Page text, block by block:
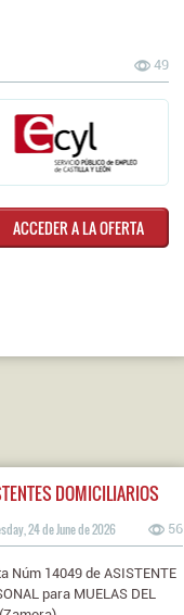
49
ACCEDER A LA OFERTA
DOMICILIARIOS
24 de June de 2026 56
Núm 14049 de ASISTENTE
para MUELAS DEL